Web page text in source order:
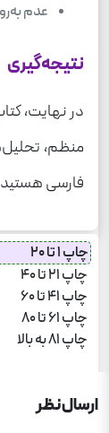
عدم
نتیجه‌گیری
در نهایت،
منظم،
فارسی
چاپ 1 تا 20
چاپ 21 تا 40
چاپ 41 تا 60
چاپ 61 تا 80
چاپ 81 به بالا
ارسال نظر